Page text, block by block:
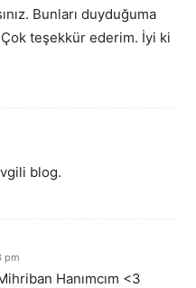
Bunları duyduğuma
teşekkür ederim. İyi ki
blog.
pm
Hanımcım <3